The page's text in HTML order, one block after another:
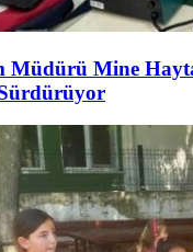
Müdürü Mine